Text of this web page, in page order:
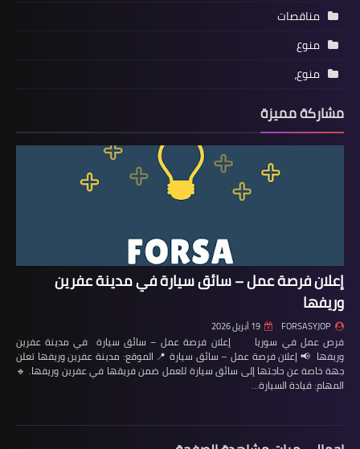
مناقصات
منوع
منوع،
مشاركة مميزة
إعلان فرصة عمل – سائق سيارة في مدينة عفرين
وريفها
FORSASYJOP 19 أبريل 2026
فرص عمل في سوريا إعلان فرصة عمل – سائق سيارة في مدينة عفرين
وريفها 📢 إعلان فرصة عمل – سائق سيارة 📍 الموقع: مدينة عفرين وريفها تعلن
جهة خاصة عن حاجتها إلى سائق سيارة للعمل ضمن فريقها في عفرين وريفها. 🔹
المهام: قيادة السيارة…